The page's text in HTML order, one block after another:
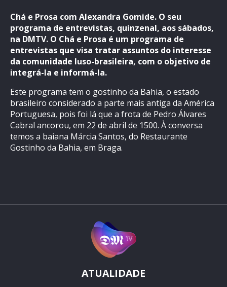
Chá e Prosa com Alexandra Gomide. O seu
programa de entrevistas, quinzenal, aos sábados,
na DMTV. O Chá e Prosa é um programa de
entrevistas que visa tratar assuntos do interesse
da comunidade luso-brasileira, com o objetivo de
integrá-la e informá-la.
Este programa tem o gostinho da Bahia, o estado
brasileiro considerado a parte mais antiga da América
Portuguesa, pois foi lá que a frota de Pedro Álvares
Cabral ancorou, em 22 de abril de 1500. À conversa
temos a baiana Márcia Santos, do Restaurante
Gostinho da Bahia, em Braga.
ATUALIDADE